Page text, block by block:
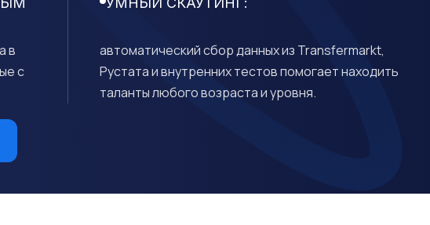
в
с
автоматический сбор данных из Transfermarkt,
Рустата и внутренних тестов помогает находить
таланты любого возраста и уровня.